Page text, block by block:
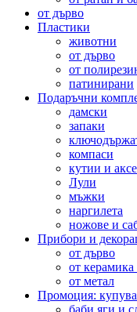
от дърво
Пластики
животни
от дърво
от
патинирани
Подаръчни
дамски
запаки
компаси
кутии и
Лули
мъжки
наргилета
ножове и
Прибори и
от дърво
от
от метал
Промоция:
баби яги и